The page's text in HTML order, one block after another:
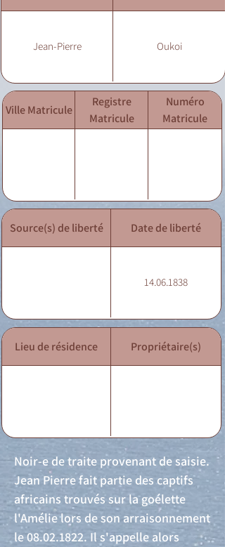
Jean-Pierre Oukoi
Ville Matricule
Registre
Matricule
Numéro
Matricule
Source(s) de liberté Date de liberté
14.06.1838
Lieu de résidence Propriétaire(s)
Noir-e de traite provenant de saisie.
Jean Pierre fait partie des captifs
africains trouvés sur la goélette
l'Amélie lors de son arraisonnement
le08.02.1822. Il s'appelle alors